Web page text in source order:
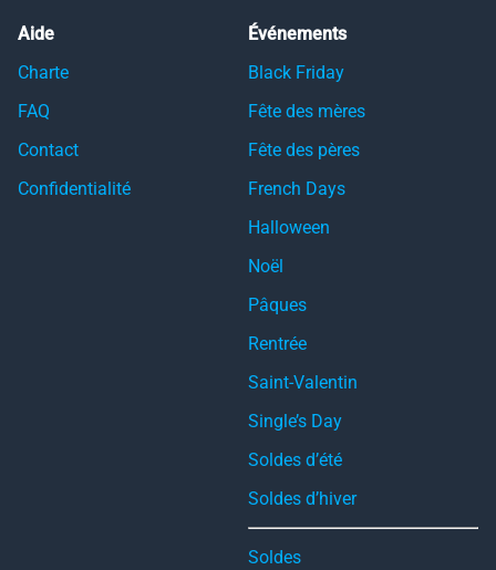
Aide
Charte
FAQ
Contact
Confidentialité
Événements
Black Friday
Fête des mères
Fête des pères
French Days
Halloween
Noël
Pâques
Rentrée
Saint-Valentin
Single’s Day
Soldes d’été
Soldes d’hiver
Soldes